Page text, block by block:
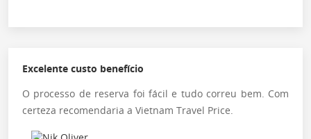
Excelente custo benefício
O processo de reserva foi fácil e tudo correu bem. Com
certeza recomendaria a Vietnam Travel Price.